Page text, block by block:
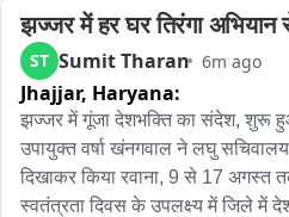
यादव के अनुसार, इसके बावजूद नियमों
कार्रवाई जारी है। अभी चार बसों के
के लिए एक महीने का समय निर्धारित है।
प्रत्येक ने 1.20 लाख रुपए की पेनल्टी
आरसी निलंबित कर दी गई है। अब मूल
सुरक्षा मानक पूरे करने के बाद ही आरसी
सवाल यह है कि जब बसों में इमरजेंसी
झज्जर में हर घर तिरंगा अभियान
ST Sumit Tharan 6m ago
Jhajjar, Haryana:
झज्जर में गूंजा देशभक्ति का संदेश, शुरू हुआ
उपायुक्त वर्षा खंनगवाल ने लघु
दिखाकर किया रवाना, 9 से 17 अगस्त
स्वतंत्रता दिवस के उपलक्ष्य में जिले में